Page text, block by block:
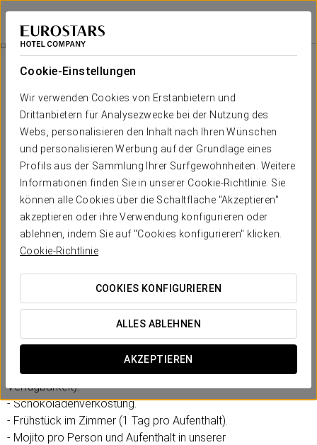
Cookie-Einstellungen
Wir verwenden Cookies von Erstanbietern und
Drittanbietern für Analysezwecke bei der Nutzung des
Webs, personalisieren den Inhalt nach Ihren Wünschen
und personalisieren Werbung auf der Grundlage eines
Profils aus der Sammlung Ihrer Surfgewohnheiten. Weitere
Informationen finden Sie in unserer Cookie-Richtlinie. Sie
können alle Cookies über die Schaltfläche "Akzeptieren"
akzeptieren oder ihre Verwendung konfigurieren oder
ablehnen, indem Sie auf "Cookies konfigurieren" klicken.
Cookie-Richtlinie
COOKIES KONFIGURIEREN
ALLES ABLEHNEN
AKZEPTIEREN
Eurostars Torre Sevilla
SEVILLA
Sentiti Influencer
80 €
Sentiti influencer
trennen, gibt es keine bessere Wahl als das Eurostars Torre
Sevilla! Die beeindruckenden Ausblicke von unserem
Aussichtspunkt sind die perfekte Kulisse für Ihre Fotos.
Außerdem genießen Sie:
- Upgrade auf ein Zimmer mit Stadtblick (je nach
Verfügbarkeit).
- Schokoladenverkostung.
- Frühstück im Zimmer (1 Tag pro Aufenthalt).
- Mojito pro Person und Aufenthalt in unserer